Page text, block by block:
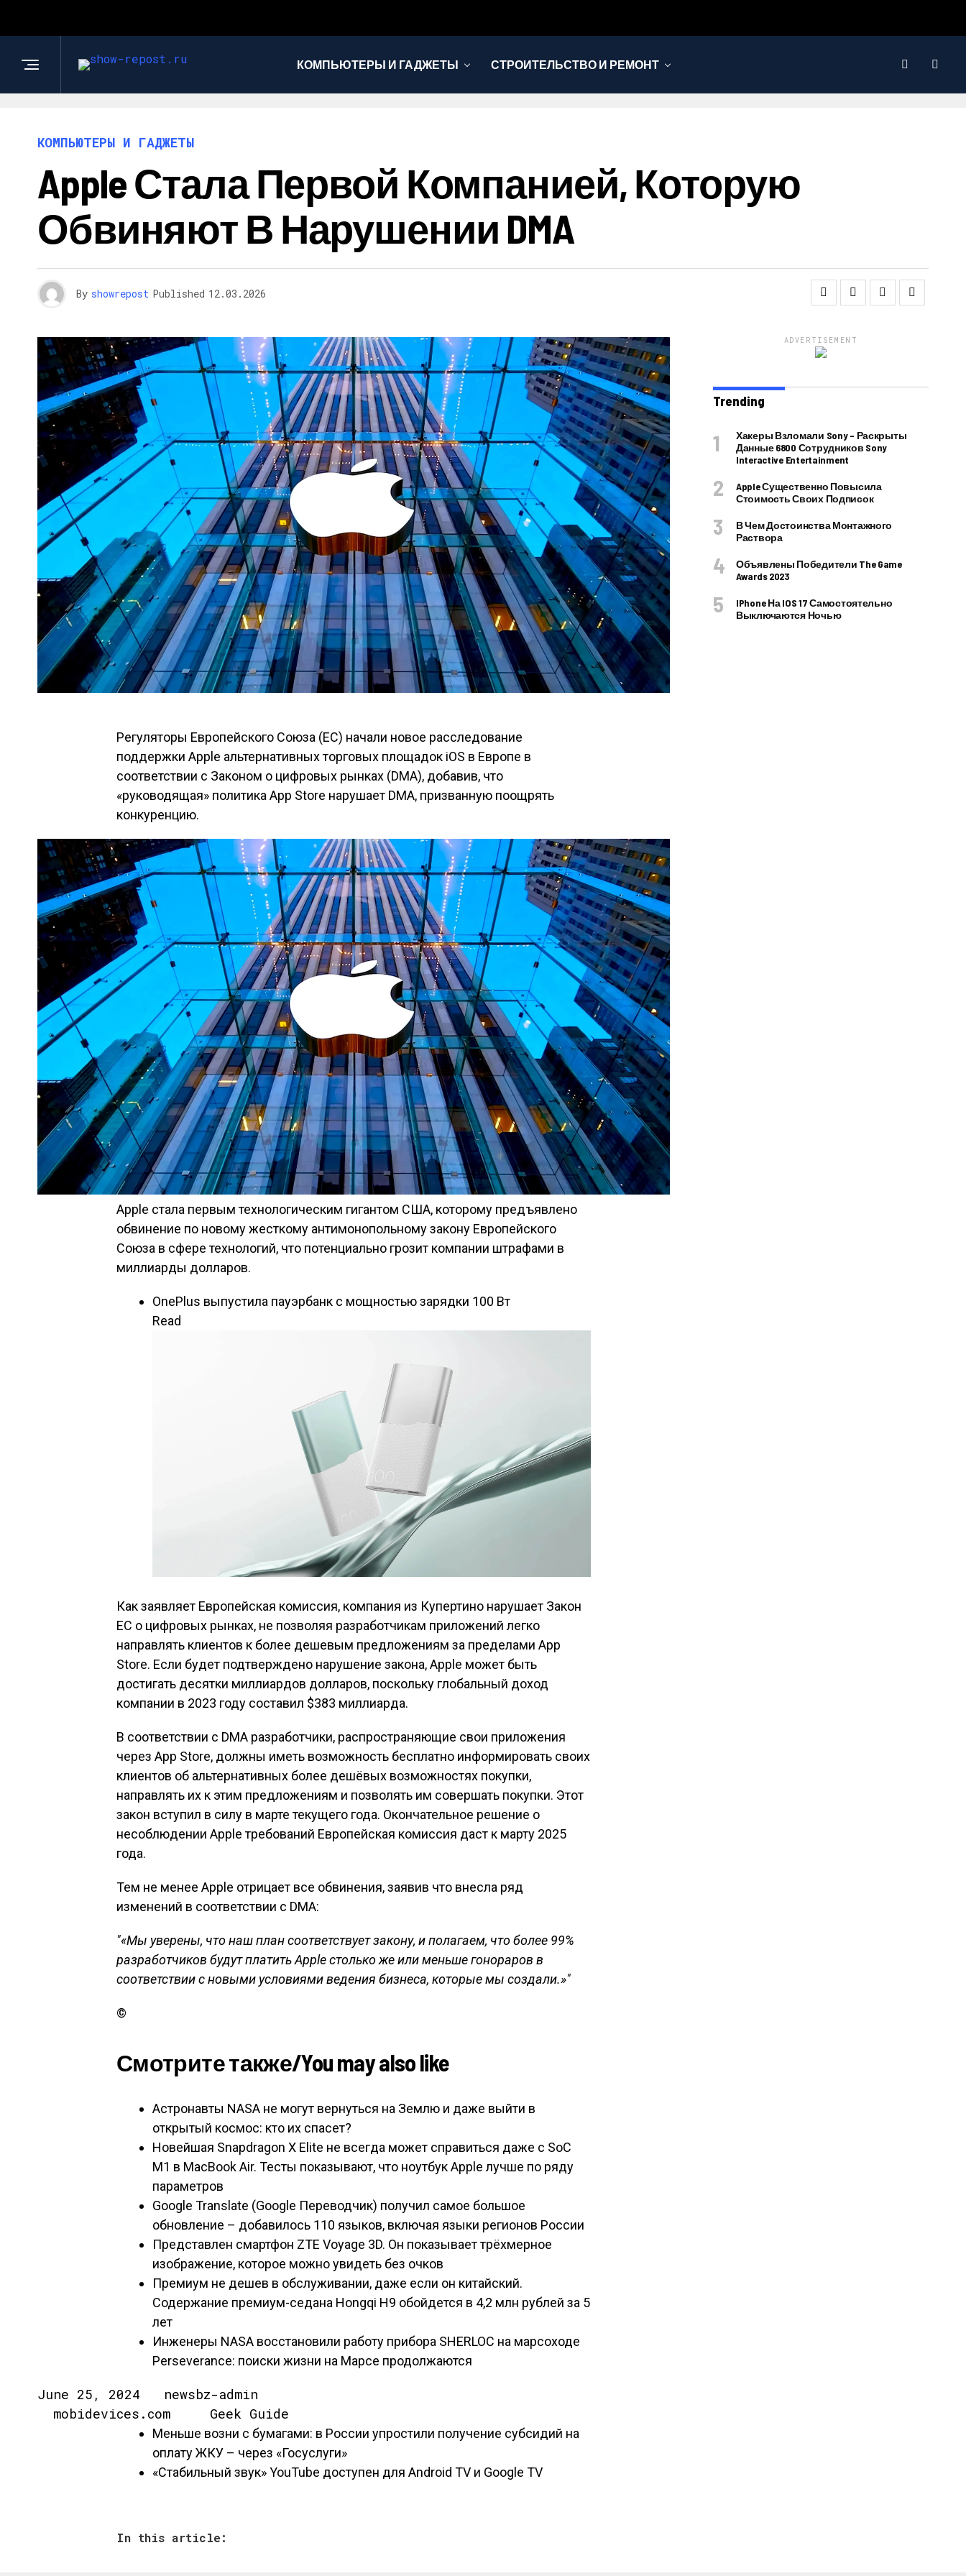
КОМПЬЮТЕРЫ И ГАДЖЕТЫ СТРОИТЕЛЬСТВО И РЕМОНТ
КОМПЬЮТЕРЫ И ГАДЖЕТЫ
Apple Стала Первой Компанией, Которую
Обвиняют В Нарушении DMA
By showrepost Published 12.03.2026
Регуляторы Европейского Союза (ЕС) начали новое расследование
поддержки Apple альтернативных торговых площадок iOS в Европе в
соответствии с Законом о цифровых рынках (DMA), добавив, что
«руководящая» политика App Store нарушает DMA, призванную поощрять
конкуренцию.
Apple стала первым технологическим гигантом США, которому предъявлено
обвинение по новому жесткому антимонопольному закону Европейского
Союза в сфере технологий, что потенциально грозит компании штрафами в
миллиарды долларов.
OnePlus выпустила пауэрбанк с мощностью зарядки 100 Вт
Read
Как заявляет Европейская комиссия, компания из Купертино нарушает Закон
ЕС о цифровых рынках, не позволяя разработчикам приложений легко
направлять клиентов к более дешевым предложениям за пределами App
Store. Если будет подтверждено нарушение закона, Apple может быть
достигать десятки миллиардов долларов, поскольку глобальный доход
компании в 2023 году составил $383 миллиарда.
В соответствии с DMA разработчики, распространяющие свои приложения
через App Store, должны иметь возможность бесплатно информировать своих
клиентов об альтернативных более дешёвых возможностях покупки,
направлять их к этим предложениям и позволять им совершать покупки. Этот
закон вступил в силу в марте текущего года. Окончательное решение о
несоблюдении Apple требований Европейская комиссия даст к марту 2025
года.
Тем не менее Apple отрицает все обвинения, заявив что внесла ряд
изменений в соответствии с DMA:
«Мы уверены, что наш план соответствует закону, и полагаем, что более 99%
разработчиков будут платить Apple столько же или меньше гонораров в
соответствии с новыми условиями ведения бизнеса, которые мы создали.»
©
Смотрите также/You may also like
Астронавты NASA не могут вернуться на Землю и даже выйти в
открытый космос: кто их спасет?
Новейшая Snapdragon X Elite не всегда может справиться даже с SoC
M1 в MacBook Air. Тесты показывают, что ноутбук Apple лучше по ряду
параметров
Google Translate (Google Переводчик) получил самое большое
обновление – добавилось 110 языков, включая языки регионов России
Представлен смартфон ZTE Voyage 3D. Он показывает трёхмерное
изображение, которое можно увидеть без очков
Премиум не дешев в обслуживании, даже если он китайский.
Содержание премиум-седана Hongqi H9 обойдется в 4,2 млн рублей за 5
лет
Инженеры NASA восстановили работу прибора SHERLOC на марсоходе
Perseverance: поиски жизни на Марсе продолжаются
June 25, 2024 newsbz-admin
mobidevices.com Geek Guide
Меньше возни с бумагами: в России упростили получение субсидий на
оплату ЖКУ – через «Госуслуги»
«Стабильный звук» YouTube доступен для Android TV и Google TV
In this article:
ADVERTISEMENT
Trending
Хакеры Взломали Sony – Раскрыты
Данные 6800 Сотрудников Sony
Interactive Entertainment
Apple Существенно Повысила
Стоимость Своих Подписок
В Чем Достоинства Монтажного
Раствора
Объявлены Победители The Game
Awards 2023
IPhone На IOS 17 Самостоятельно
Выключаются Ночью